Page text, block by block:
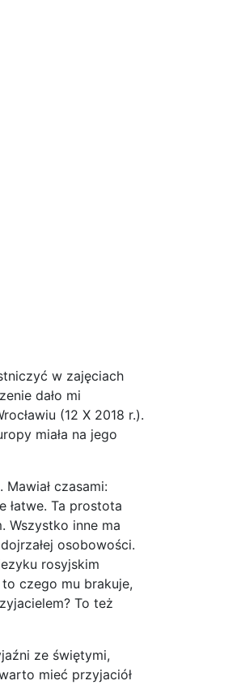
w zajęciach
dało mi
(12 X 2018 r.).
miała na jego
czasami:
łatwe. Ta prostota
Wszystko inne ma
osobowości.
rosyjskim
czego mu brakuje,
To też
ze świętymi,
mieć przyjaciół